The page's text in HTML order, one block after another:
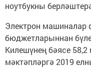
ноутбукны
Электрон машиналар
бюджетларыннан
Килешүнең бәясе
мәктәпләргә 2019